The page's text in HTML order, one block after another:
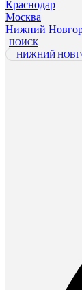
Краснодар
Москва
Нижний
ПОИСК
НИЖНИЙ